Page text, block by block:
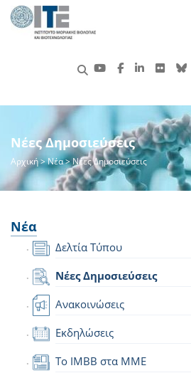
Νέες Δημοσιεύσεις
Αρχική>Νέα> Νέες Δημοσιεύσεις
Νέα
Δελτία Τύπου
Νέες Δημοσιεύσεις
Ανακοινώσεις
Εκδηλώσεις
Το IMBB στα ΜΜΕ